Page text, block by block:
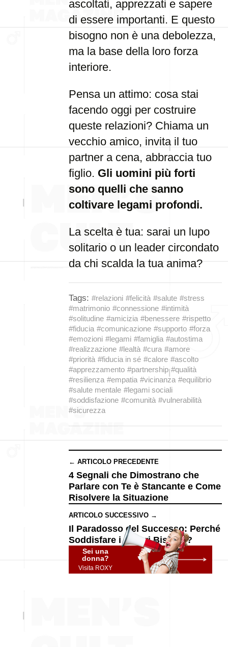
ascoltati, apprezzati e sapere
di essere importanti. E questo
bisogno non è una debolezza,
ma la base della loro forza
interiore.
Pensa un attimo: cosa stai
facendo oggi per costruire
queste relazioni? Chiama un
vecchio amico, invita il tuo
partner a cena, abbraccia tuo
figlio. Gli uomini più forti
sono quelli che sanno
coltivare legami profondi.
La scelta è tua: sarai un lupo
solitario o un leader circondato
da chi scalda la tua anima?
Tags: #relazioni #felicità #salute #stress
#matrimonio #connessione #intimità
#solitudine #amicizia #benessere #rispetto
#fiducia #comunicazione #supporto #forza
#emozioni #legami #famiglia #autostima
#realizzazione #lealtà #cura #amore
#priorità #fiducia in sé #calore #ascolto
#apprezzamento #partnership #qualità
#resilienza #empatia #vicinanza #equilibrio
#salute mentale #legami sociali
#soddisfazione #comunità #vulnerabilità
#sicurezza
← ARTICOLO PRECEDENTE
4 Segnali che Dimostrano che
Parlare con Te è Stancante e Come
Risolvere la Situazione
ARTICOLO SUCCESSIVO →
Il Paradosso del Successo: Perché
Soddisfare i Propri Bisogni?
Sei una
donna?
Visita ROXY